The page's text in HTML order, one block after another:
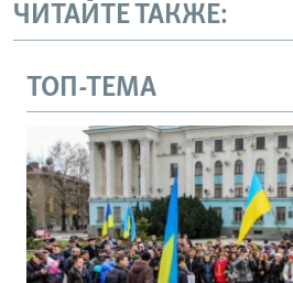
ЧИТАЙТЕ ТАКЖЕ:
ТОП-ТЕМА